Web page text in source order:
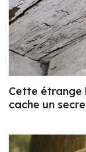
Cette étrange
cache un